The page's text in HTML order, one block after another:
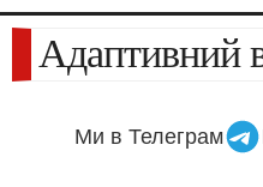
Адаптивний
Ми в Телеграм